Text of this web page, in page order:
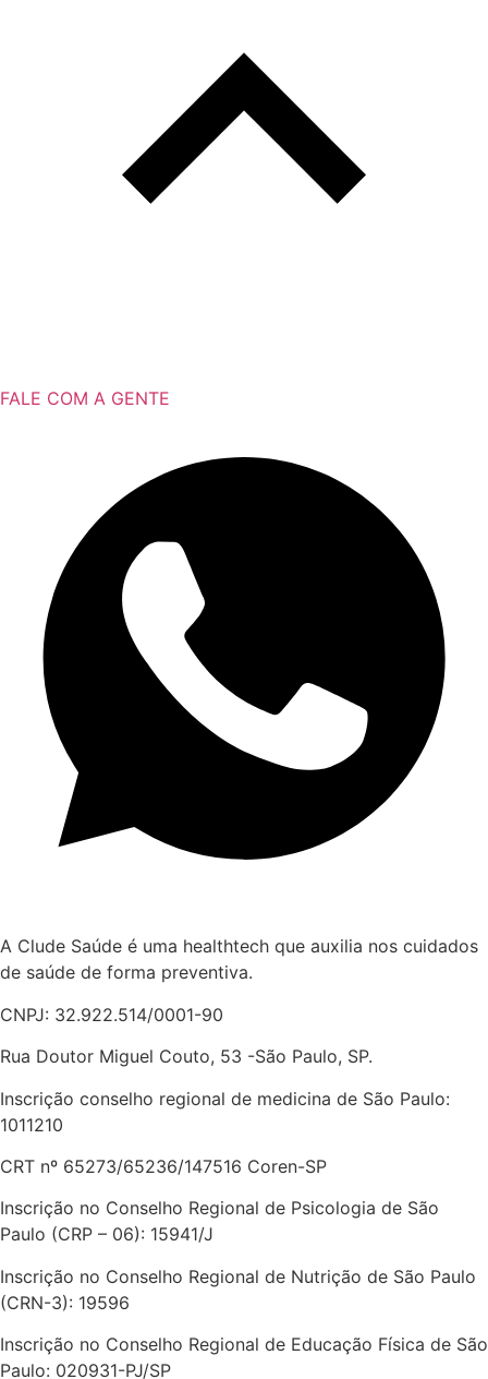
FALE COM A GENTE
A Clude Saúde é uma healthtech que auxilia nos cuidados
de saúde de forma preventiva.
CNPJ: 32.922.514/0001-90
Rua Doutor Miguel Couto, 53 -São Paulo, SP.
Inscrição conselho regional de medicina de São Paulo:
1011210
CRT nº 65273/65236/147516 Coren-SP
Inscrição no Conselho Regional de Psicologia de São
Paulo (CRP – 06): 15941/J
Inscrição no Conselho Regional de Nutrição de São Paulo
(CRN-3): 19596
Inscrição no Conselho Regional de Educação Física de São
Paulo: 020931-PJ/SP